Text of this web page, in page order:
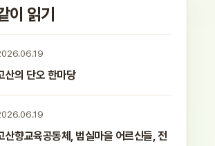
이 읽기
산의 단오 한마당
산향교육공동체, 범실마을 어르신들, 전